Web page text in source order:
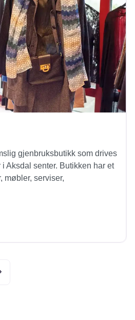
gjenbruksbutikk som drives
Aksdal senter. Butikken har et
møbler, serviser,
posts